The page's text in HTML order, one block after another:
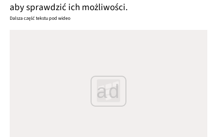
aby sprawdzić ich możliwości.
Dalsza część tekstu pod wideo
ad